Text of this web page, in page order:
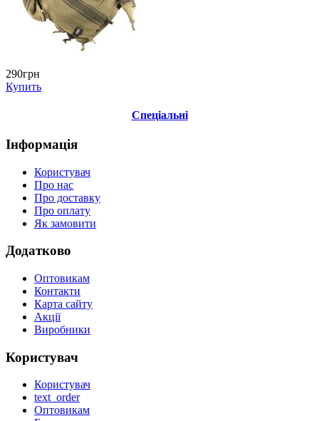
290грн
Купить
Спеціальні
Інформація
Користувач
Про нас
Про доставку
Про оплату
Як замовити
Додатково
Оптовикам
Контакти
Карта сайту
Акції
Виробники
Користувач
Користувач
text_order
Оптовикам